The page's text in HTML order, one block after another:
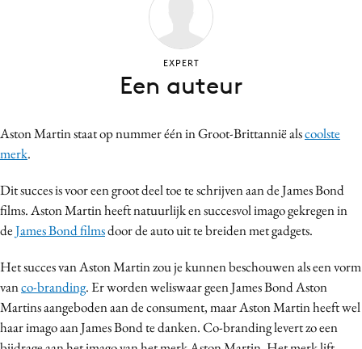
Campagnes
Carriere
Contentmarketing
Craft
Customer Experience
Design
Digital transformation
Diversiteit
Aston Martin staat op nummer één in Groot-Brittannië alscoolste
merk.
Dit succes is voor een groot deel toe te schrijven aan de James Bond
films. Aston Martin heeft natuurlijk en succesvol imago gekregen in
deJames Bond filmsdoor de auto uit te breiden met gadgets.
Het succes van Aston Martin zou je kunnen beschouwen als een vorm
vanco-branding. Er worden weliswaar geen James Bond Aston
Martins aangeboden aan de consument, maar Aston Martin heeft wel
haar imago aan James Bond te danken. Co-branding levert zo een
EXPERT
Een auteur